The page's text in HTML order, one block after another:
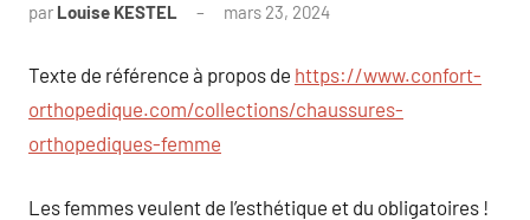
par Louise KESTEL mars 23, 2024
Texte de référence à propos de https://www.confort-
orthopedique.com/collections/chaussures-
orthopediques-femme
Les femmes veulent de l’esthétique et du obligatoires !